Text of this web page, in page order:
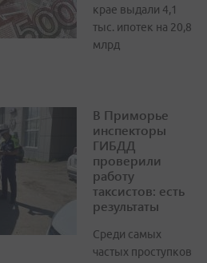
крае выдали 4,1
тыс. ипотек на 20,8
млрд
В Приморье
инспекторы
ГИБДД
проверили
работу
таксистов: есть
результаты
Среди самых
частых проступков